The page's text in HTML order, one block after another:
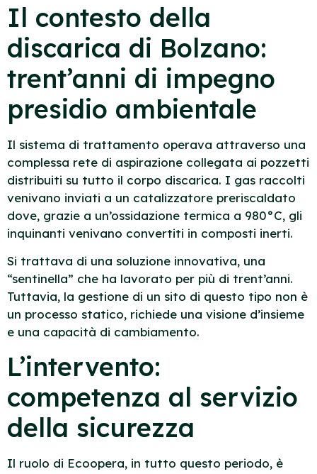
Il contesto della
discarica di Bolzano:
trent’anni di impegno
presidio ambientale
Il sistema di trattamento operava attraverso una
complessa rete di aspirazione collegata ai pozzetti
distribuiti su tutto il corpo discarica. I gas raccolti
venivano inviati a un catalizzatore preriscaldato
dove, grazie a un’ossidazione termica a 980°C, gli
inquinanti venivano convertiti in composti inerti.
Si trattava di una soluzione innovativa, una
“sentinella” che ha lavorato per più di trent’anni.
Tuttavia, la gestione di un sito di questo tipo non è
un processo statico, richiede una visione d’insieme
e una capacità di cambiamento.
L’intervento:
competenza al servizio
della sicurezza
Il ruolo di Ecoopera, in tutto questo periodo, è